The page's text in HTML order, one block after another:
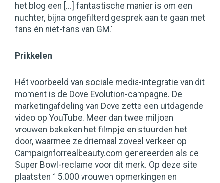
het blog een [...] fantastische manier is om een
nuchter, bijna ongefilterd gesprek aan te gaan met
fans én niet-fans van GM.'
Prikkelen
Hét voorbeeld van sociale media-integratie van dit
moment is de Dove Evolution-campagne. De
marketingafdeling van Dove zette een uitdagende
video op YouTube. Meer dan twee miljoen
vrouwen bekeken het filmpje en stuurden het
door, waarmee ze driemaal zoveel verkeer op
Campaignforrealbeauty.com genereerden als de
Super Bowl-reclame voor dit merk. Op deze site
plaatsten 15.000 vrouwen opmerkingen en